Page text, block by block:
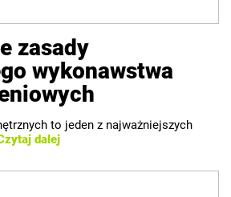
zasady
wykonawstwa
to jeden z najważniejszych
dalej